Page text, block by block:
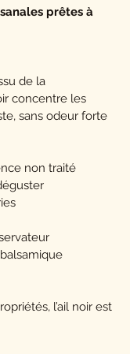
prêtes à
de la
concentre les
sans odeur forte
non traité
l’ail noir est